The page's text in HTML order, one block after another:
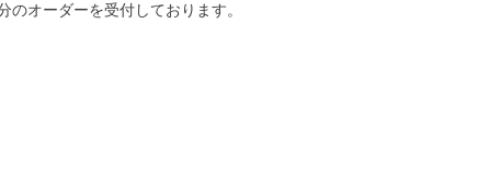
オーダーを受付しております。